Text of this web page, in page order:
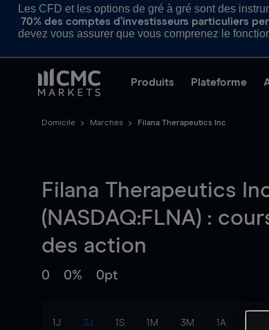
Les CFD et les options de gré à gré sont des
70% des comptes d’investisseurs particuliers
devez vous assurer que vous comprenez le
Produits Plateforme
Domicile Marchés Filana Therapeutics Inc
Filana Therapeutics
(NASDAQ:FLNA) :
des action
0 0% 0pt
1J 3J 1S 1M 3M 1A